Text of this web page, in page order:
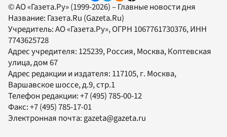
© АО «Газета.Ру» (1999-2026) – Главные новости дня
Название: Газета.Ru (Gazeta.Ru)
Учредитель:АО «Газета.Ру», ОГРН 1067761730376, ИНН
7743625728
Адрес учредителя: 125239, Россия, Москва, Коптевская
улица, дом 67
Адрес редакции и издателя: 117105, г. Москва,
Варшавское шоссе, д.9, стр.1
Телефон редакции:+7 (495) 785-00-12
Факс:+7 (495) 785-17-01
Электронная почта: gazeta@gazeta.ru